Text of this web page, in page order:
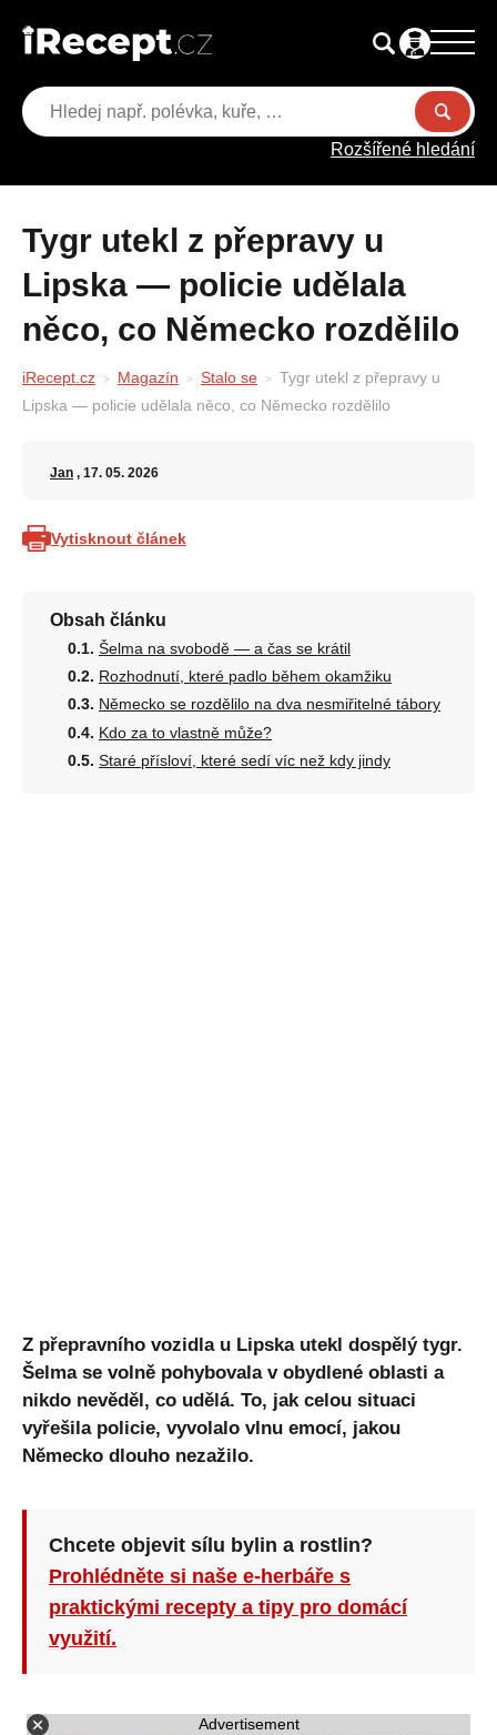
Rozšířené hledání
Tygr utekl z přepravy u
Lipska — policie udělala
něco, co Německo rozdělilo
iRecept.cz Magazín Stalo se
Tygr utekl z přepravy u
Lipska — policie udělala něco, co Německo rozdělilo
Jan , 17. 05. 2026
Vytisknout článek
Obsah článku
Šelma na svobodě — a čas se krátil
Rozhodnutí, které padlo během okamžiku
Německo se rozdělilo na dva nesmiřitelné tábory
Kdo za to vlastně může?
Staré přísloví, které sedí víc než kdy jindy
Z přepravního vozidla u Lipska utekl dospělý tygr.
Šelma se volně pohybovala v obydlené oblasti a
nikdo nevěděl, co udělá. To, jak celou situaci
vyřešila policie, vyvolalo vlnu emocí, jakou
Německo dlouho nezažilo.
Chcete objevit sílu bylin a rostlin?
Prohlédněte si naše e-herbáře s
praktickými recepty a tipy pro domácí
využití.
Advertisement